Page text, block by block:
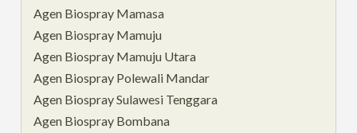
Agen Biospray Mamasa
Agen Biospray Mamuju
Agen Biospray Mamuju Utara
Agen Biospray Polewali Mandar
Agen Biospray Sulawesi Tenggara
Agen Biospray Bombana